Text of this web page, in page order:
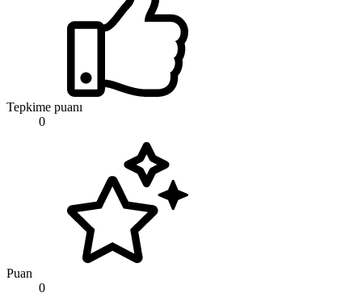
Tepkime puanı
0
Puan
0